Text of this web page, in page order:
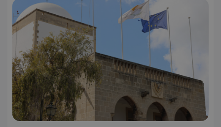
Ονοματεπώνυμο
Προμηθευτής
usprivacy
.lifenewscy.tothemaonline.com